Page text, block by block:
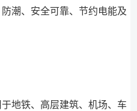
潮、安全可靠、节约电能及
地铁、高层建筑、机场、车